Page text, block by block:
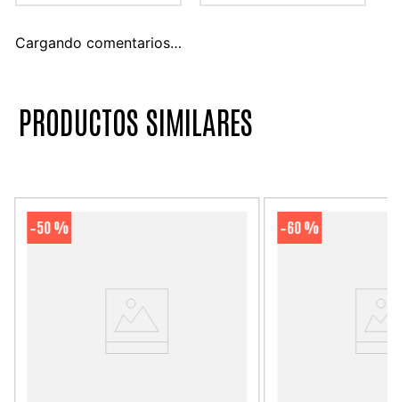
Cargando comentarios…
PRODUCTOS SIMILARES
-50 % -60 %